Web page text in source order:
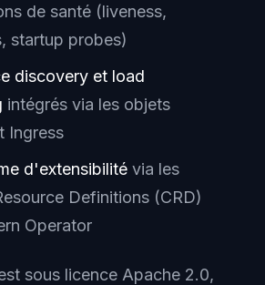
de santé (liveness,
startup probes)
discovery et load
intégrés via les objets
Ingress
d'extensibilité via les
Definitions (CRD)
Operator
sous licence Apache 2.0,